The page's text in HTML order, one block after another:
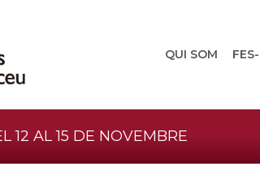
QUI SOM
12 AL 15 DE NOVEMBRE